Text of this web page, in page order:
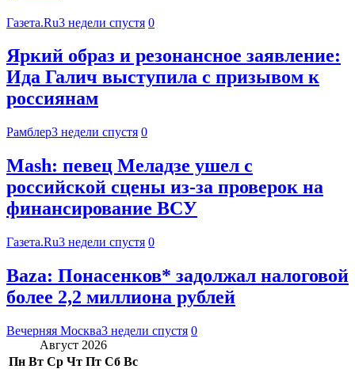
Газета.Ru3 недели спустя 0
Яркий образ и резонансное заявление:
Ида Галич выступила с призывом к
россиянам
Рамблер3 недели спустя 0
Mash: певец Меладзе ушел с
российской сцены из-за проверок на
финансирование ВСУ
Газета.Ru3 недели спустя 0
Baza: Понасенков* задолжал налоговой
более 2,2 миллиона рублей
Вечерняя Москва3 недели спустя 0
Август 2026
Пн Вт Ср Чт Пт Сб Вс